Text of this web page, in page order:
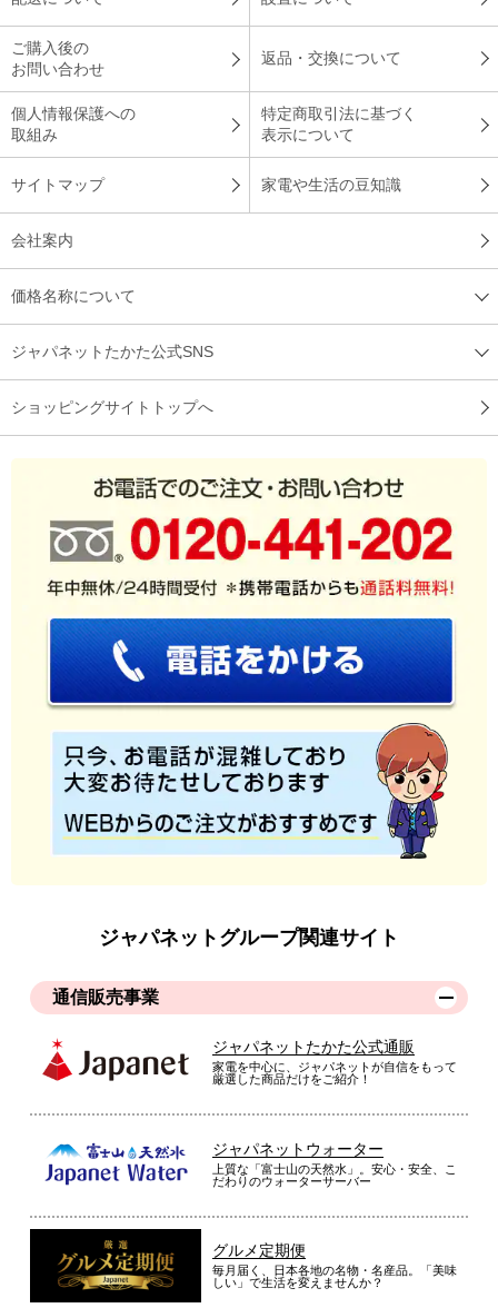
ご購入後の
お問い合わせ
返品・交換について
個人情報保護への
取組み
特定商取引法に基づく
表示について
サイトマップ 家電や生活の豆知識
会社案内
価格名称について
ジャパネットたかた公式SNS
ショッピングサイトトップへ
ジャパネットグループ関連サイト
通信販売事業
ジャパネットたかた公式通販
家電を中心に、ジャパネットが自信をもって
厳選した商品だけをご紹介！
ジャパネットウォーター
上質な「富士山の天然水」。安心・安全、こ
だわりのウォーターサーバー
グルメ定期便
毎月届く、日本各地の名物・名産品。「美味
しい」で生活を変えませんか？